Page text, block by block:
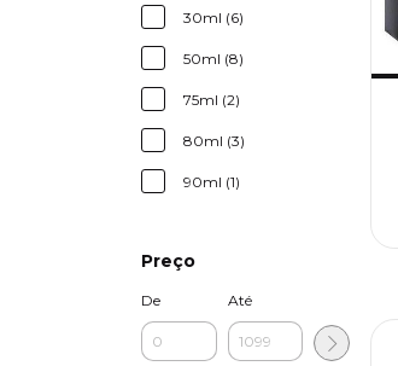
30ml (6)
50ml (8)
75ml (2)
80ml (3)
90ml (1)
Preço
De Até